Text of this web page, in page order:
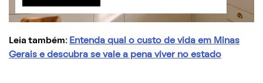
Leia também: Entenda qual o custo de vida em Minas
Gerais e descubra se vale a pena viver no estado